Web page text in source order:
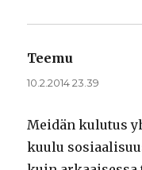
Teemu
10.2.2014 23.39
Meidän kulutus
kuulu